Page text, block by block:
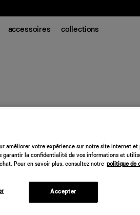
accessoires collections
améliorer votre expérience sur notre site internet et
garantir la confidentialité de vos informations et
Pour en savoir plus, consultez notre politique de
Accepter